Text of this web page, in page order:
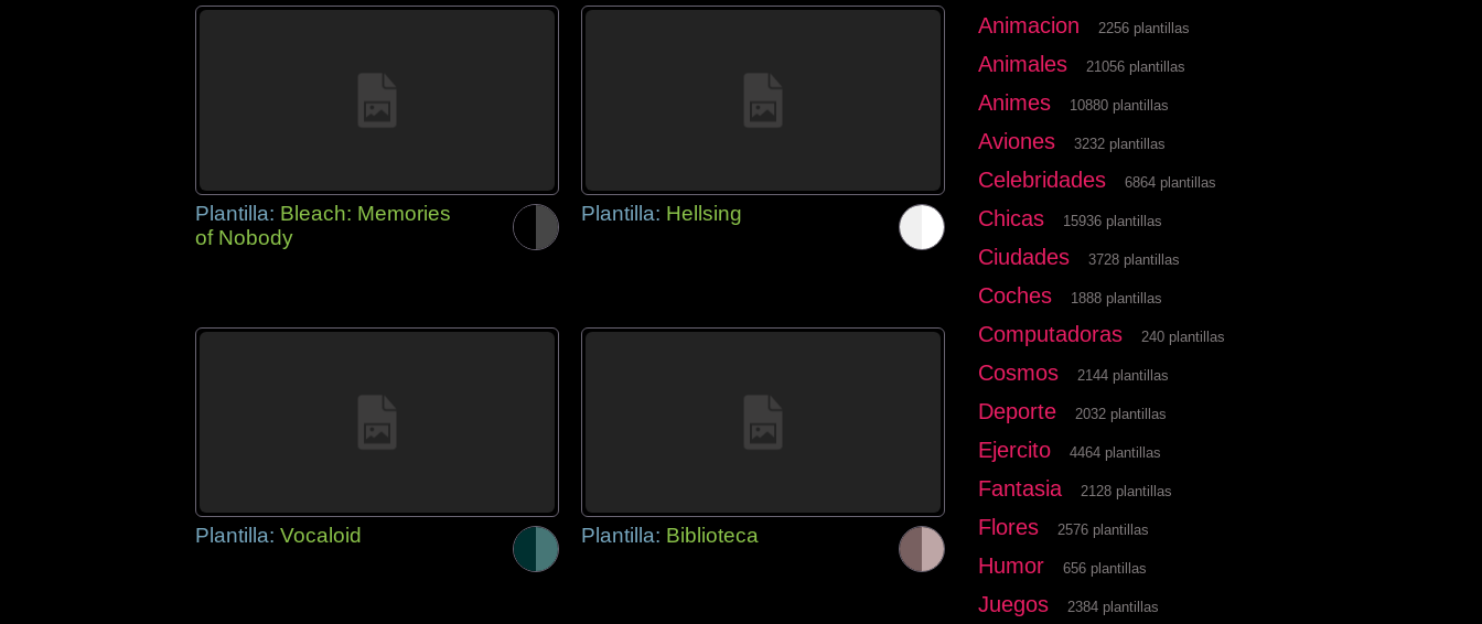
Plantilla: Bleach: Memories
of Nobody
Plantilla: Hellsing
Plantilla: Vocaloid Plantilla: Biblioteca
Animacion 2256 plantillas
Animales 21056 plantillas
Animes 10880 plantillas
Aviones 3232 plantillas
Celebridades 6864 plantillas
Chicas 15936 plantillas
Ciudades 3728 plantillas
Coches 1888 plantillas
Computadoras 240 plantillas
Cosmos 2144 plantillas
Deporte 2032 plantillas
Ejercito 4464 plantillas
Fantasia 2128 plantillas
Flores 2576 plantillas
Humor 656 plantillas
Juegos 2384 plantillas